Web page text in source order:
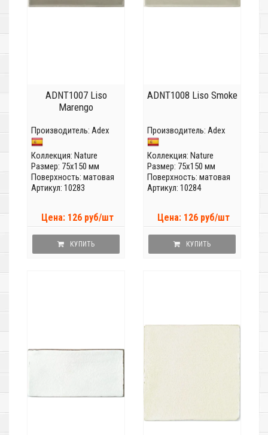
ADNT1007 Liso
Marengo
Производитель: Adex
Коллекция: Nature
Размер: 75x150 мм
Поверхность: матовая
Артикул: 10283
Цена: 126 руб/шт
КУПИТЬ
ADNT1008 Liso Smoke
Производитель: Adex
Коллекция: Nature
Размер: 75x150 мм
Поверхность: матовая
Артикул: 10284
Цена: 126 руб/шт
КУПИТЬ